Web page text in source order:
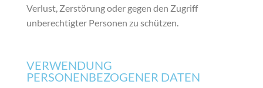
Verlust, Zerstörung oder gegen den Zugriff
unberechtigter Personen zu schützen.
VERWENDUNG
PERSONENBEZOGENER DATEN